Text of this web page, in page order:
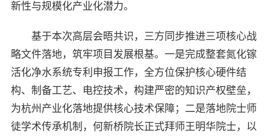
新性与规模化产业化潜力。
基于本次高层会晤共识，三方同步推进三项核心战
略文件落地，筑牢项目发展根基。一是完成整套氮化镓
活化净水系统专利申报工作，全方位保护核心硬件结
构、制备工艺、电控技术，构建严密的知识产权壁垒，
为杭州产业化落地提供核心技术保障；二是落地院士师
徒学术传承机制，何新桥院长正式拜师王明华院士，以